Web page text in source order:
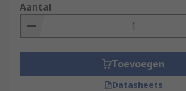
Aantal
Toevoegen
Datasheets